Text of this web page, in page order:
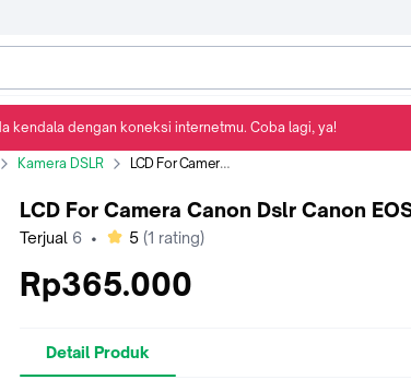
Kamera DSLR LCD For Camera Canon Dslr Canon EOS 1300D
LCD For Camera Canon Dslr Canon
Terjual 6 • bintang
5 (1 rating)
Rp365.000
Detail Produk
kendala dengan koneksi internetmu. Coba lagi, ya!